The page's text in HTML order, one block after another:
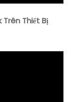
Thiết Bị